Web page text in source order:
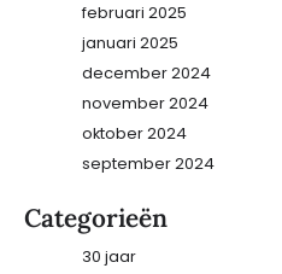
februari 2025
januari 2025
december 2024
november 2024
oktober 2024
september 2024
Categorieën
30 jaar